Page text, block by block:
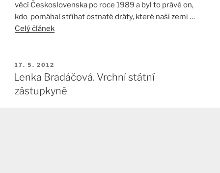
věcí Československa po roce 1989 a byl to právě on,
kdo pomáhal stříhat ostnaté dráty, které naši zemi …
Celý článek
PUBLIKOVÁNO
17. 5. 2012
Lenka Bradáčová. Vrchní státní
zástupkyně